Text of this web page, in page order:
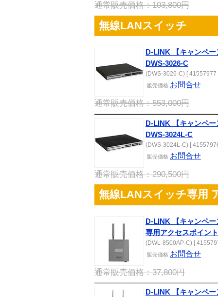
通常販売価格：103,800円
無線LANスイッチ
D-LINK 【キャンペ
DWS-3026-C
(DWS-3026-C) [ 41557977
販売価格 お問合せ
通常販売価格：553,000円
D-LINK 【キャンペ
DWS-3024L-C
(DWS-3024L-C) [
販売価格 お問合せ
通常販売価格：290,500円
無線LANスイッチ専用
D-LINK 【キャンペ
専用アクセスポイン
(DWL-8500AP-C) [
販売価格 お問合せ
通常販売価格：37,800円
D-LINK 【キャンペ